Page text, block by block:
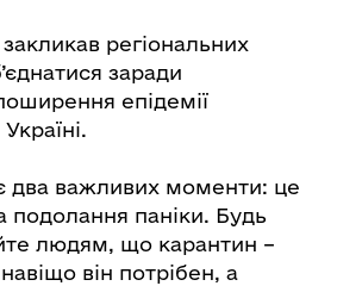
регіональних
заради
епідемії
два важливих моменти: це
подолання паніки. Будь
людям, що карантин –
він потрібен, а